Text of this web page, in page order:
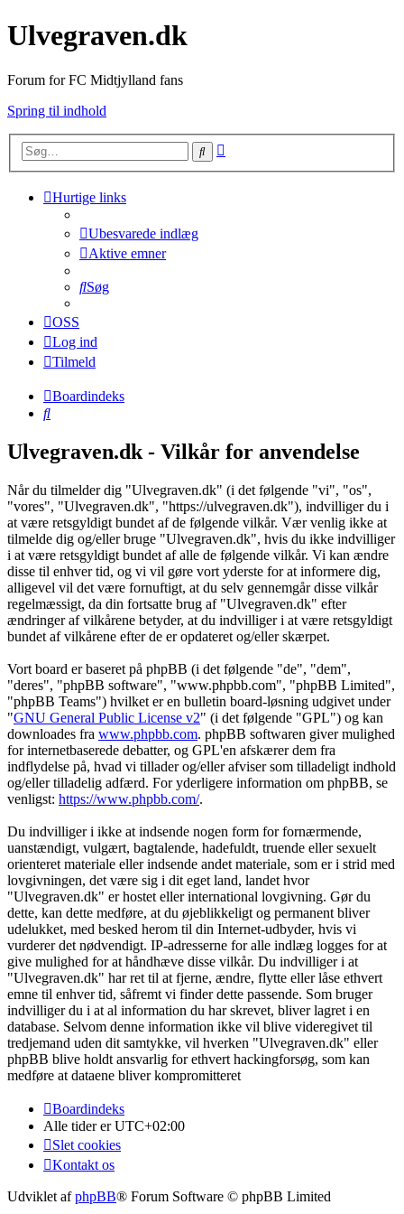
Ulvegraven.dk
Forum for FC Midtjylland fans
Spring til indhold
Søg
Hurtige links
Ubesvarede indlæg
Aktive emner
Søg
OSS
Log ind
Tilmeld
Boardindeks
Søg
Ulvegraven.dk - Vilkår for anvendelse
Når du tilmelder dig "Ulvegraven.dk" (i det følgende "vi", "os",
"vores", "Ulvegraven.dk", "https://ulvegraven.dk"), indvilliger du i
at være retsgyldigt bundet af de følgende vilkår. Vær venlig ikke at
tilmelde dig og/eller bruge "Ulvegraven.dk", hvis du ikke indvilliger
i at være retsgyldigt bundet af alle de følgende vilkår. Vi kan ændre
disse til enhver tid, og vi vil gøre vort yderste for at informere dig,
alligevel vil det være fornuftigt, at du selv gennemgår disse vilkår
regelmæssigt, da din fortsatte brug af "Ulvegraven.dk" efter
ændringer af vilkårene betyder, at du indvilliger i at være retsgyldigt
bundet af vilkårene efter de er opdateret og/eller skærpet.
Vort board er baseret på phpBB (i det følgende "de", "dem",
"deres", "phpBB software", "www.phpbb.com", "phpBB Limited",
"phpBB Teams") hvilket er en bulletin board-løsning udgivet under
"GNU General Public License v2" (i det følgende "GPL") og kan
downloades fra www.phpbb.com. phpBB softwaren giver mulighed
for internetbaserede debatter, og GPL'en afskærer dem fra
indflydelse på, hvad vi tillader og/eller afviser som tilladeligt indhold
og/eller tilladelig adfærd. For yderligere information om phpBB, se
venligst: https://www.phpbb.com/.
Du indvilliger i ikke at indsende nogen form for fornærmende,
uanstændigt, vulgært, bagtalende, hadefuldt, truende eller sexuelt
orienteret materiale eller indsende andet materiale, som er i strid med
lovgivningen, det være sig i dit eget land, landet hvor
"Ulvegraven.dk" er hostet eller international lovgivning. Gør du
dette, kan dette medføre, at du øjeblikkeligt og permanent bliver
udelukket, med besked herom til din Internet-udbyder, hvis vi
vurderer det nødvendigt. IP-adresserne for alle indlæg logges for at
give mulighed for at håndhæve disse vilkår. Du indvilliger i at
"Ulvegraven.dk" har ret til at fjerne, ændre, flytte eller låse ethvert
emne til enhver tid, såfremt vi finder dette passende. Som bruger
indvilliger du i at al information du har skrevet, bliver lagret i en
database. Selvom denne information ikke vil blive videregivet til
tredjemand uden dit samtykke, vil hverken "Ulvegraven.dk" eller
phpBB blive holdt ansvarlig for ethvert hackingforsøg, som kan
medføre at dataene bliver kompromitteret
Boardindeks
Alle tider erUTC+02:00
Slet cookies
Kontakt os
Udviklet afphpBB® Forum Software © phpBB Limited